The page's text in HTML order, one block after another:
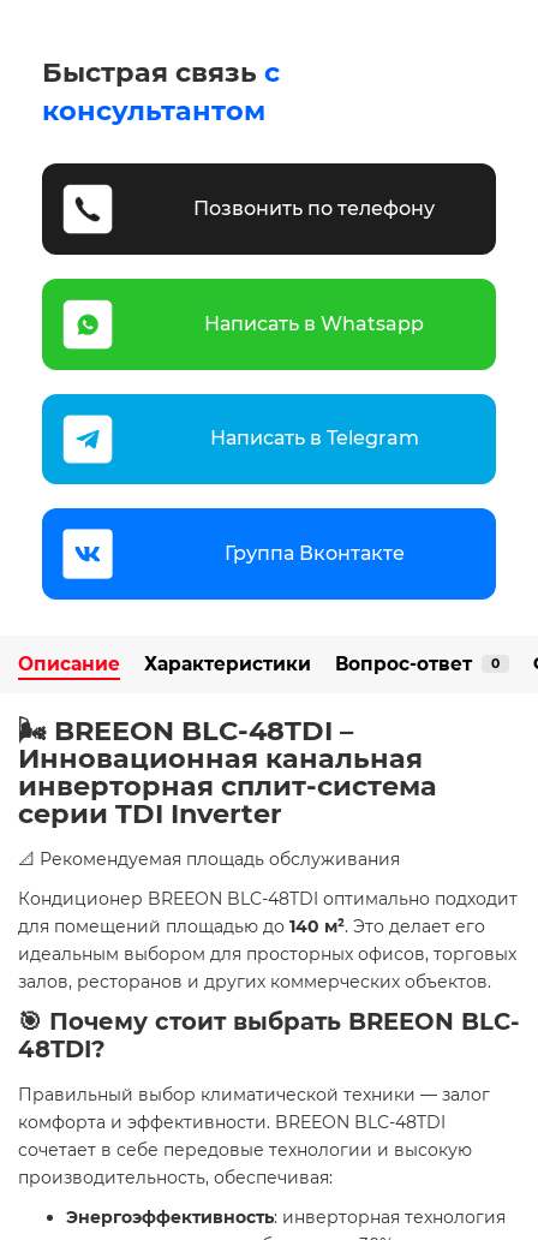
Быстрая связь с
консультантом
Позвонить по телефону
Написать в Whatsapp
Написать в Telegram
Группа Вконтакте
Описание Характеристики Вопрос-ответ 0
🌬️ BREEON BLC-48TDI –
Инновационная канальная
инверторная сплит-система
серии TDI Inverter
📐 Рекомендуемая площадь обслуживания
Кондиционер BREEON BLC-48TDI оптимально подходит
для помещений площадью до 140 м². Это делает его
идеальным выбором для просторных офисов, торговых
залов, ресторанов и других коммерческих объектов.
🎯 Почему стоит выбрать BREEON BLC-
48TDI?
Правильный выбор климатической техники — залог
комфорта и эффективности. BREEON BLC-48TDI
сочетает в себе передовые технологии и высокую
производительность, обеспечивая:
Энергоэффективность: инверторная технология